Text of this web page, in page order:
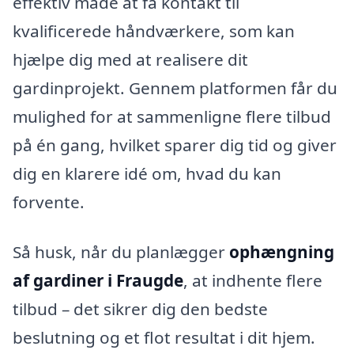
kvalificerede håndværkere, som kan
hjælpe dig med at realisere dit
gardinprojekt. Gennem platformen får du
mulighed for at sammenligne flere tilbud
på én gang, hvilket sparer dig tid og giver
dig en klarere idé om, hvad du kan
forvente.
Så husk, når du planlægger ophængning
af gardiner i Fraugde, at indhente flere
tilbud – det sikrer dig den bedste
beslutning og et flot resultat i dit hjem.